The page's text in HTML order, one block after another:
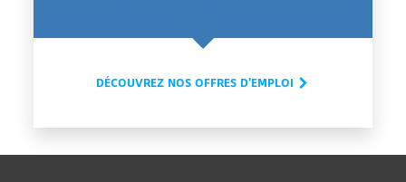
DÉCOUVREZ NOS OFFRES D'EMPLOI